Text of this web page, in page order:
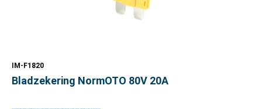
IM-F1820
Bladzekering NormOTO 80V 20A